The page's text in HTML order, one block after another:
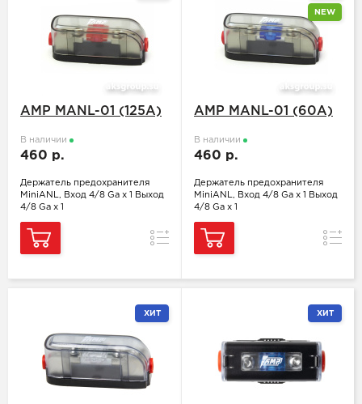
AMP MANL-01 (125A)
В наличии
460 р.
Держатель предохранителя
MiniANL, Вход 4/8 Ga x 1 Выход
4/8 Ga x 1
Сравнение
NEW
AMP MANL-01 (60A)
В наличии
460 р.
Держатель предохранителя
MiniANL, Вход 4/8 Ga x 1 Выход
4/8 Ga x 1
ХИТ ХИТ